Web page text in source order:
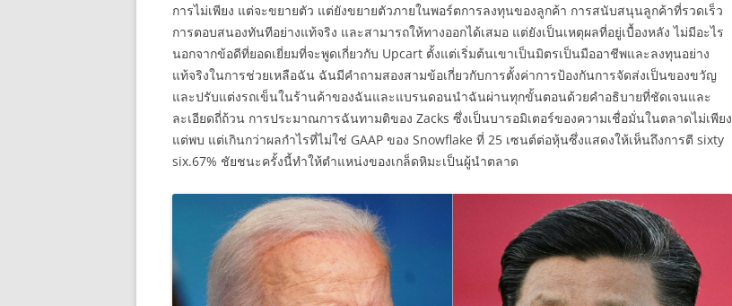
การไม่เพียง แต่จะขยายตัว แต่ยังขยายตัวภายในพอร์ตการลงทุนของลูกค้า การสนับสนุนลูกค้าที่รวดเร็ว
การตอบสนองทันทีอย่างแท้จริง และสามารถให้ทางออกได้เสมอ แต่ยังเป็นเหตุผลที่อยู่เบื้องหลัง ไม่มีอะไร
นอกจากข้อดีที่ยอดเยี่ยมที่จะพูดเกี่ยวกับ Upcart ตั้งแต่เริ่มต้นเขาเป็นมิตรเป็นมืออาชีพและลงทุนอย่าง
แท้จริงในการช่วยเหลือฉัน ฉันมีคำถามสองสามข้อเกี่ยวกับการตั้งค่าการป้องกันการจัดส่งเป็นของขวัญ
และปรับแต่งรถเข็นในร้านค้าของฉันและแบรนดอนนำฉันผ่านทุกขั้นตอนด้วยคำอธิบายที่ชัดเจนและ
ละเอียดถี่ถ้วน การประมาณการฉันทามติของ Zacks ซึ่งเป็นบารอมิเตอร์ของความเชื่อมั่นในตลาดไม่เพียง
แต่พบ แต่เกินกว่าผลกำไรที่ไม่ใช่ GAAP ของ Snowflake ที่ 25 เซนต์ต่อหุ้นซึ่งแสดงให้เห็นถึงการตี sixty
six.67% ชัยชนะครั้งนี้ทำให้ตำแหน่งของเกล็ดหิมะเป็นผู้นำตลาด